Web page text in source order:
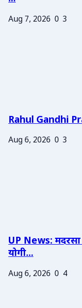
Aug 7, 2026 0 3
Rahul Gandhi
Aug 6, 2026 0 3
UP News:
योगी...
Aug 6, 2026 0 4